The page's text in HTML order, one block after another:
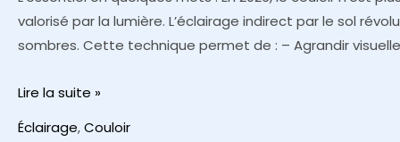
valorisé par la lumière. L’éclairage indirect par le sol
sombres. Cette technique permet de : – Agrandir
Les
Lire la suite »
Éclairage,Couloir